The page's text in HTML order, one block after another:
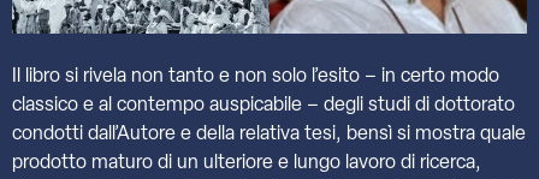
Il libro si rivela non tanto e non solo l’esito – in certo modo
classico e al contempo auspicabile – degli studi di dottorato
condotti dall’Autore e della relativa tesi, bensì si mostra quale
prodotto maturo di un ulteriore e lungo lavoro di ricerca,